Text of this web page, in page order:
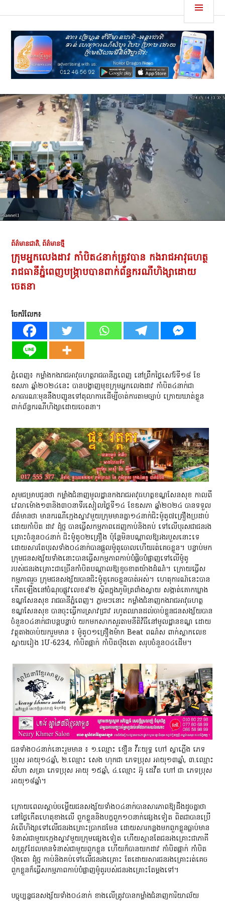
to នគរដ្រេហ្គន
ព័ត៌មានជាតិ, ព័ត៌មានថ្មី
ក្រុមអ្នកលេងដាវ កាំបិត៤នាក់ត្រូវបាន កងរាជអាវុធហត្ថ
រាជធានីភ្នំពេញបង្រ្កាបបានពាក់ព័ន្ធករណីហិង្សាដោយ
ចេតនា
ចែករំលែក៖
ភ្នំពេញ៖​ កម្លាំង​កងរាជអាវុធហត្ថរាជធានីភ្នពេញ​ នៅព្រឹកថ្ងៃ​សៅរ៍​ទី​១៨​ ខែ
ឧសភា​ ឆ្នាំ​២០២៤នេះ​ បានបង្ហាញមុខ​ក្រុមអ្នកលេងដាវ កាំបិត៤នាក់​ជា
សាធារណៈ​មុននឹងបញ្ជូនទៅតុលាការ​ដេីម្បីចាត់ការតាមច្បាប់​ ក្រោយឃាត់ខ្លួន​
ពាក់ព័ន្ធករណីហិង្សាដោយចេតនា។
សូមជម្រាបជូនថា​ កម្លាំងជំនាញមូលដ្ឋានកងរាជអាវុធហត្ថខណ្ឌសែនសុខ កាលពី
វេលាម៉ោង១៣និង៣០នាទីរសៀល​ថ្ងៃទី១៤ ខែឧសភា ឆ្នាំ២០២៤​ បានទទួល
ព័ត៌មានថា មានករណីក្មេងស្ទាវមួយក្រុមមានគ្នា១៤នាក់ជិះម៉ូតូ៧គ្រឿងប្រដាប់
ដោយកាំបិត ដាវ ដុំថ្ម បានធ្វើសកម្មភាពដេញកាប់និងគប់ ទៅលើបុរសជាជនរង
គ្រោះចំនួន០៤នាក់ ជិះម៉ូតូ០២គ្រឿង ប៉ុន្តែមិនបណ្តាលឱ្យរងរបួសនោះទេ
ដោយសារតែបុរសទាំង០៤នាក់បានផ្ដួលម៉ូតូចោលហើយរត់គេចខ្លួន។ បន្ទាប់មក
ក្រុមជនសង្ស័យទាំងនោះបានធ្វើសកម្មភាពកាប់បំផ្លិចបំផ្លាញទៅលើម៉ូតូ
របស់ជនរងគ្រោះជាច្រើនកាំបិតបណ្តាលឱ្យខូចខាតយ៉ាងដំណំ។ ក្រោយធ្វើស
កម្មភាពរួច ក្រុមជនសង្ស័យបានជិះម៉ូតូគេចខ្លួនបាត់អស់។ ហេតុការណ៍នេះបាន
កើតឡើងនៅចំណុចផ្លូវលេខ៩២ ស្ថិតក្នុងភូមិត្រពាំងស្វាយ សង្កាត់គោកឃ្លាង
ខណ្ឌសែនសុខ រាជធានីភ្នំពេញ។ ភ្លាមៗនោះ កម្លាំងជំនាញកងរាជអាវុធហត្ថ
ខណ្ឌសែនសុខ បានចុះធ្វើការស្រាវជ្រាវ រហូតឈានដល់ចាប់ខ្លួនជនសង្ស័យបាន
ចំនួន០៤នាក់ជាបន្តបន្ទាប់ យកមកសាកសួរតាមនីតិវិធីនៅមូលដ្ឋានខណ្ឌ ដោយ
វត្ថុតាងចាប់យករួមមាន ៖ ម៉ូតូ០១គ្រឿងម៉ាក Beat ពណ៌ស ពាក់ស្លាកលេខ
ស្វាយរៀង 1U-6234, កាំបិតផ្គាក់ កាំបិតប៉័ងតោ សរុបចំនួន០៤ដើម។
ជនទាំង០៤នាក់នោះរួមមាន ៖ ១.ឈ្មោះ ខឿន វីរៈយុទ្ធ ហៅ ស្វាភ្លើង ភេទ
ប្រុស អាយុ១៤ឆ្នាំ, ២.ឈ្មោះ សេង ហុកជា ភេទប្រុស អាយុ១៣ឆ្នាំ, ៣.ឈ្មោះ
សីហា សត្រា ភេទប្រុស អាយុ ១៥ឆ្នាំ, ៤.ឈ្មោះ អ៊ូ ដេវីត ហៅ ជា ភេទប្រុស
អាយុ១៨ឆ្នាំ។
ក្រោយពេលស្តាប់ចម្លើយជនសង្ស័យទាំង០៤នាក់បានសារភាពឱ្យដឹងដូចគ្នាថា
នៅថ្ងៃកើតហេតុខាងលើ ពួកខ្លួននិងបក្ខពួក១០នាក់ផ្សេងទៀត ពិតជាបានប្រើ
អំពើហិង្សាទៅលើជនរងគ្រោះប្រាកដមែន ដោយសារកន្លងមកពួកខ្លួនធ្លាប់មាន
ទំនាស់ជាមួយក្មេងស្ទាវមួយក្រុមផ្សេងទៀត ហើយស្មានតែជនរងគ្រោះជាភាគី
សត្រូវដែលមានទំនាស់ជាមួយពួកខ្លួន ហើយក៏បានយកដាវ កាំបិតផ្គាក់ កាំបិត
ប៉័ងតោ ដុំថ្ម កាប់និងគប់ទៅលើជនរងគ្រោះ តែដោយសារជនរងគ្រោះរត់គេច
ពួកខ្លួនក៏ធ្វើសកម្មភាពកាប់បំផ្លាញម៉ូតូរបស់ជនរងគ្រោះតែម្ដងទៅ។
បច្ចុប្បន្នជនសង្ស័យទាំង០៤នាក់ ខាងលើត្រូវបានកម្លាំងជំនាញការិយាល័យ